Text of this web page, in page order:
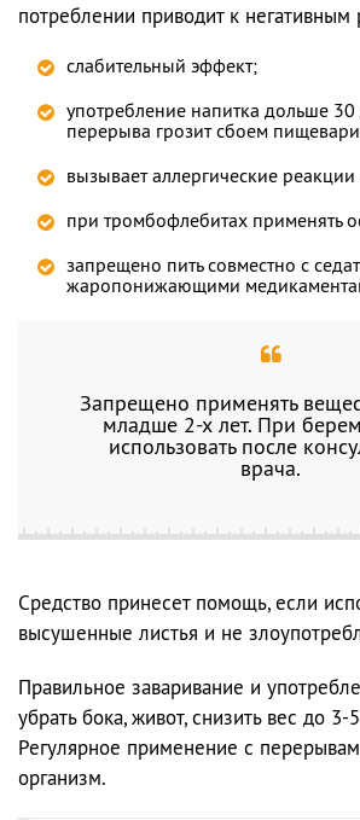
потреблении приводит к негативным
слабительный эффект;
употребление напитка дольше
перерыва грозит сбоем
вызывает аллергические
при тромбофлебитах применять
запрещено пить совместно с
жаропонижающими
Запрещено применять
младше 2-х лет. При
использовать после
врача.
Средство принесет помощь, если
высушенные листья и не
Правильное заваривание и
убрать бока, живот, снизить вес до 3-
Регулярное применение с
организм.